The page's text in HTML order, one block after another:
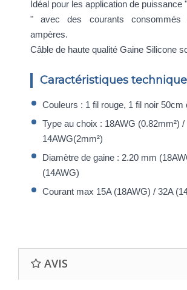
Idéal pour les application de puissance
" avec des courants consommés
ampères.
Câble de haute qualité Gaine Silicone
Caractéristiques
Couleurs : 1 fil rouge, 1 fil noir 50cm
Type au choix : 18AWG (0.82mm²) /
14AWG(2mm²)
Diamètre de gaine : 2.20 mm
(14AWG)
Courant max 15A (18AWG) / 32A
AVIS